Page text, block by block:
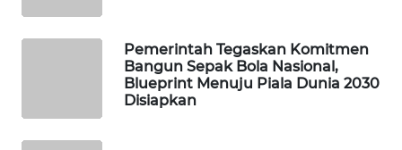
Pemerintah Tegaskan Komitmen
Bangun Sepak Bola Nasional,
Blueprint Menuju Piala Dunia 2030
Disiapkan
WAHANA
TV